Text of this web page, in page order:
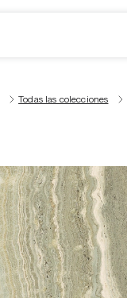
Todas las colecciones